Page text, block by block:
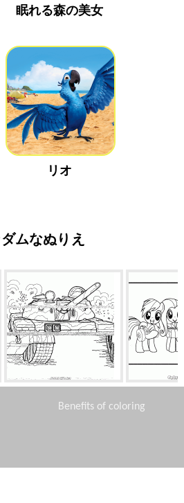
眠れる森の美女
リオ
ムなぬりえ
T-54 ベスト
Benefits of coloring